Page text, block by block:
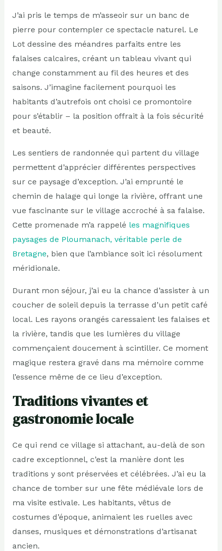
J’ai pris le temps de m’asseoir sur un banc de
pierre pour contempler ce spectacle naturel. Le
Lot dessine des méandres parfaits entre les
falaises calcaires, créant un tableau vivant qui
change constamment au fil des heures et des
saisons. J’imagine facilement pourquoi les
habitants d’autrefois ont choisi ce promontoire
pour s’établir – la position offrait à la fois sécurité
et beauté.
Les sentiers de randonnée qui partent du village
permettent d’apprécier différentes perspectives
sur ce paysage d’exception. J’ai emprunté le
chemin de halage qui longe la rivière, offrant une
vue fascinante sur le village accroché à sa falaise.
Cette promenade m’a rappelé les magnifiques
paysages de Ploumanach, véritable perle de
Bretagne, bien que l’ambiance soit ici résolument
méridionale.
Durant mon séjour, j’ai eu la chance d’assister à un
coucher de soleil depuis la terrasse d’un petit café
local. Les rayons orangés caressaient les falaises et
la rivière, tandis que les lumières du village
commençaient doucement à scintiller. Ce moment
magique restera gravé dans ma mémoire comme
l’essence même de ce lieu d’exception.
Traditions vivantes et
gastronomie locale
Ce qui rend ce village si attachant, au-delà de son
cadre exceptionnel, c’est la manière dont les
traditions y sont préservées et célébrées. J’ai eu la
chance de tomber sur une fête médiévale lors de
ma visite estivale. Les habitants, vêtus de
costumes d’époque, animaient les ruelles avec
danses, musiques et démonstrations d’artisanat
ancien.